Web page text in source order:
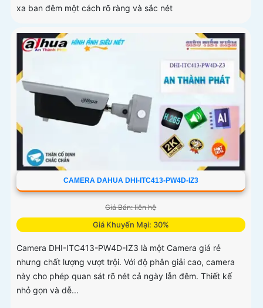
xa ban đêm một cách rõ ràng và sắc nét
CAMERA DAHUA DHI-ITC413-PW4D-IZ3
Giá Bán: liên hệ
Giá Khuyến Mại: 30%
Camera DHI-ITC413-PW4D-IZ3 là một Camera giá rẻ
nhưng chất lượng vượt trội. Với độ phân giải cao, camera
này cho phép quan sát rõ nét cả ngày lẫn đêm. Thiết kế
nhỏ gọn và dễ...